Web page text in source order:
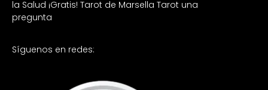
la Salud ¡Gratis! Tarot de Marsella Tarot una
pregunta
Síguenos en redes: